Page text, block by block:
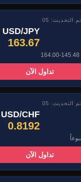
USD/JPY
163.67
تداول الآن
USD/CHF
0.8192
تداول الآن